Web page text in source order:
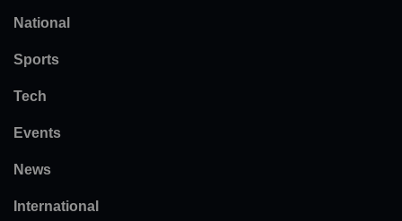
National
Sports
Tech
Events
News
International